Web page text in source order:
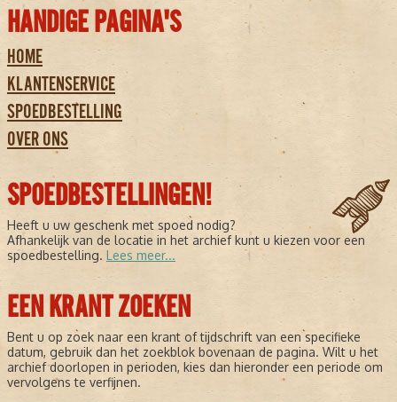
HANDIGE PAGINA'S
HOME
KLANTENSERVICE
SPOEDBESTELLING
OVER ONS
SPOEDBESTELLINGEN!
Heeft u uw geschenk met spoed nodig?
Afhankelijk van de locatie in het archief kunt u kiezen voor een
spoedbestelling. Lees meer...
EEN KRANT ZOEKEN
Bent u op zoek naar een krant of tijdschrift van een specifieke
datum, gebruik dan het zoekblok bovenaan de pagina. Wilt u het
archief doorlopen in perioden, kies dan hieronder een periode om
vervolgens te verfijnen.